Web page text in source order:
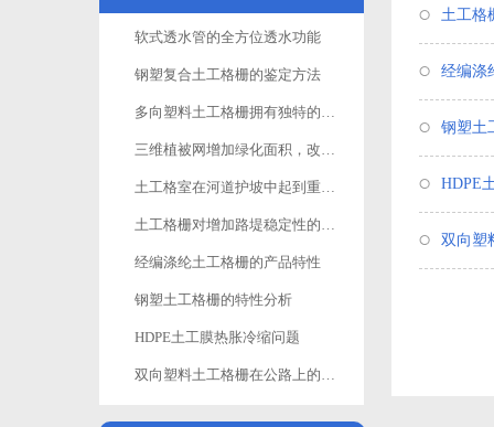
软式透水管的全方位透水功能
钢塑复合土工格栅的鉴定方法
多向塑料土工格栅拥有独特的性能与功效
三维植被网增加绿化面积，改善生态环境
土工格室在河道护坡中起到重要作用
土工格栅对增加路堤稳定性的作用
经编涤纶土工格栅的产品特性
钢塑土工格栅的特性分析
HDPE土工膜热胀冷缩问题
双向塑料土工格栅在公路上的应用
土工格
经编涤
钢塑土
HDPE
双向塑